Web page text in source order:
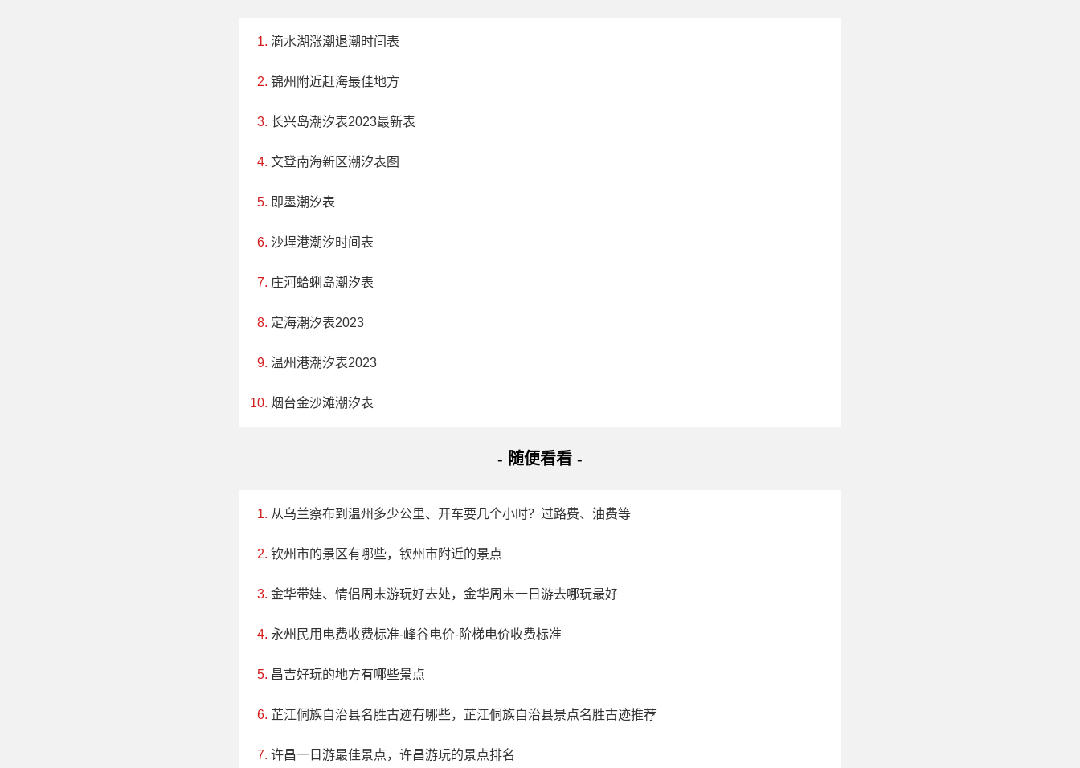
滴水湖涨潮退潮时间表
锦州附近赶海最佳地方
长兴岛潮汐表2023最新表
文登南海新区潮汐表图
即墨潮汐表
沙埕港潮汐时间表
庄河蛤蜊岛潮汐表
定海潮汐表2023
温州港潮汐表2023
烟台金沙滩潮汐表
- 随便看看 -
从乌兰察布到温州多少公里、开车要几个小时？过路费、油费等
钦州市的景区有哪些，钦州市附近的景点
金华带娃、情侣周末游玩好去处，金华周末一日游去哪玩最好
永州民用电费收费标准-峰谷电价-阶梯电价收费标准
昌吉好玩的地方有哪些景点
芷江侗族自治县名胜古迹有哪些，芷江侗族自治县景点名胜古迹推荐
许昌一日游最佳景点，许昌游玩的景点排名